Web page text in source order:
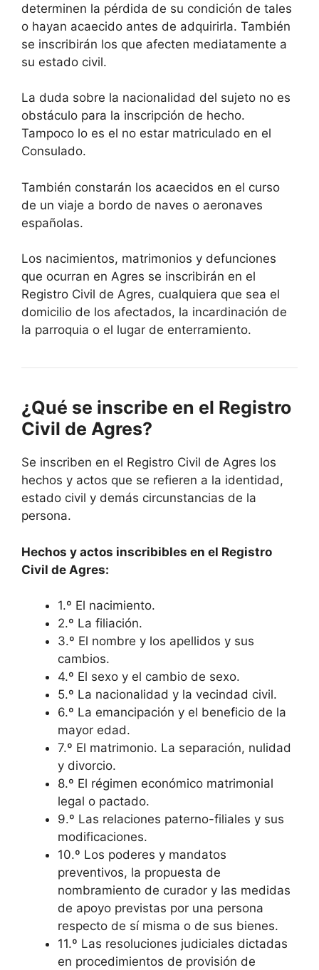
determinen la pérdida de su condición de tales
o hayan acaecido antes de adquirirla. También
se inscribirán los que afecten mediatamente a
su estado civil.
La duda sobre la nacionalidad del sujeto no es
obstáculo para la inscripción de hecho.
Tampoco lo es el no estar matriculado en el
Consulado.
También constarán los acaecidos en el curso
de un viaje a bordo de naves o aeronaves
españolas.
Los nacimientos, matrimonios y defunciones
que ocurran en Agres se inscribirán en el
Registro Civil de Agres, cualquiera que sea el
domicilio de los afectados, la incardinación de
la parroquia o el lugar de enterramiento.
¿Qué se inscribe en el Registro
Civil de Agres?
Se inscriben en el Registro Civil de Agres los
hechos y actos que se refieren a la identidad,
estado civil y demás circunstancias de la
persona.
Hechos y actos inscribibles en el Registro
Civil de Agres:
1.º El nacimiento.
2.º La filiación.
3.º El nombre y los apellidos y sus
cambios.
4.º El sexo y el cambio de sexo.
5.º La nacionalidad y la vecindad civil.
6.º La emancipación y el beneficio de la
mayor edad.
7.º El matrimonio. La separación, nulidad
y divorcio.
8.º El régimen económico matrimonial
legal o pactado.
9.º Las relaciones paterno-filiales y sus
modificaciones.
10.º Los poderes y mandatos
preventivos, la propuesta de
nombramiento de curador y las medidas
de apoyo previstas por una persona
respecto de sí misma o de sus bienes.
11.º Las resoluciones judiciales dictadas
en procedimientos de provisión de